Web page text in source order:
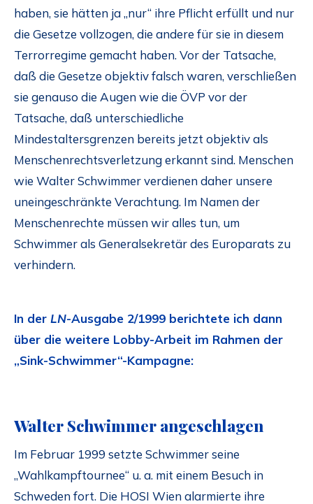
haben, sie hätten ja „nur“ ihre Pflicht erfüllt und nur
die Gesetze vollzogen, die andere für sie in diesem
Terrorregime gemacht haben. Vor der Tatsache,
daß die Gesetze objektiv falsch waren, verschließen
sie genauso die Augen wie die ÖVP vor der
Tatsache, daß unterschiedliche
Mindestaltersgrenzen bereits jetzt objektiv als
Menschenrechtsverletzung erkannt sind. Menschen
wie Walter Schwimmer verdienen daher unsere
uneingeschränkte Verachtung. Im Namen der
Menschenrechte müssen wir alles tun, um
Schwimmer als Generalsekretär des Europarats zu
verhindern.
In der LN-Ausgabe 2/1999 berichtete ich dann
über die weitere Lobby-Arbeit im Rahmen der
„Sink-Schwimmer“-Kampagne:
Walter Schwimmer angeschlagen
Im Februar 1999 setzte Schwimmer seine
„Wahlkampftournee“ u. a. mit einem Besuch in
Schweden fort. Die HOSI Wien alarmierte ihre